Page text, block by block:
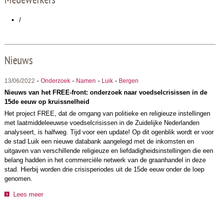
/
Nieuws
13/06/2022 - Onderzoek- Namen - Luik- Bergen
Nieuws van het FREE-front: onderzoek naar voedselcrisissen in de
15de eeuw op kruissnelheid
Het project FREE, dat de omgang van politieke en religieuze instellingen
met laatmiddeleeuwse voedselcrisissen in de Zuidelijke Nederlanden
analyseert, is halfweg. Tijd voor een update! Op dit ogenblik wordt er voor
de stad Luik een nieuwe databank aangelegd met de inkomsten en
uitgaven van verschillende religieuze en liefdadigheidsinstellingen die een
belang hadden in het commerciële netwerk van de graanhandel in deze
stad. Hierbij worden drie crisisperiodes uit de 15de eeuw onder de loep
genomen.
Lees meer